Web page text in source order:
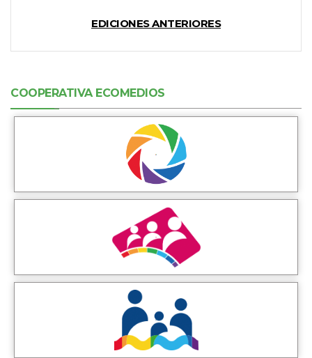
EDICIONES ANTERIORES
COOPERATIVA ECOMEDIOS